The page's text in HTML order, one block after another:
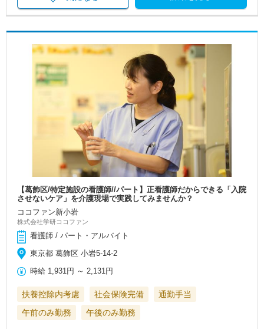
【葛飾区/特定施設の看護師//パート】正看護師だからできる「入院
させないケア」を介護現場で実践してみませんか？
ココファン新小岩
株式会社学研ココファン
看護師 / パート・アルバイト
東京都 葛飾区 小岩5-14-2
時給 1,931円 ～2,131円
扶養控除内考慮 社会保険完備
通勤手当
午前のみ勤務
午後のみ勤務